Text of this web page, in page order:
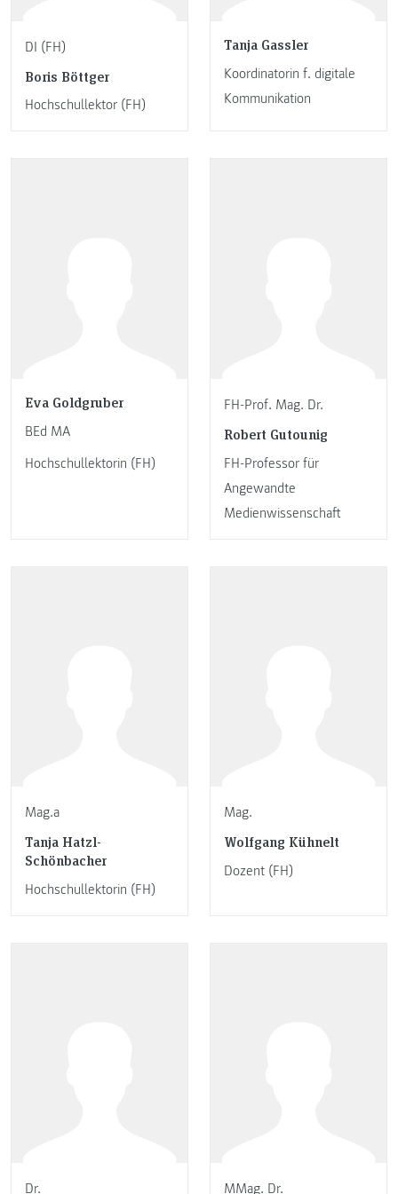
DI (FH)
Boris Böttger
Hochschullektor (FH)
Tanja Gassler
Koordinatorin f. digitale
Kommunikation
Eva Goldgruber
BEd MA
Hochschullektorin (FH)
FH-Prof. Mag. Dr.
Robert Gutounig
FH-Professor für
Angewandte
Medienwissenschaft
Mag.a
Tanja Hatzl-
Schönbacher
Hochschullektorin (FH)
Mag.
Wolfgang Kühnelt
Dozent (FH)
Dr. MMag. Dr.